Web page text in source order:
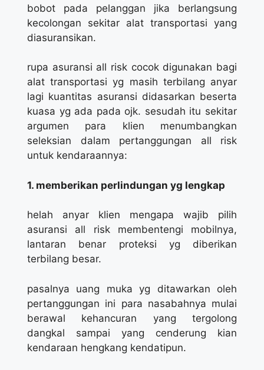
bobot pada pelanggan jika berlangsung
kecolongan sekitar alat transportasi yang
diasuransikan.
rupa asuransi all risk cocok digunakan bagi
alat transportasi yg masih terbilang anyar
lagi kuantitas asuransi didasarkan beserta
kuasa yg ada pada ojk. sesudah itu sekitar
argumen para klien menumbangkan
seleksian dalam pertanggungan all risk
untuk kendaraannya:
1. memberikan perlindungan yg lengkap
helah anyar klien mengapa wajib pilih
asuransi all risk membentengi mobilnya,
lantaran benar proteksi yg diberikan
terbilang besar.
pasalnya uang muka yg ditawarkan oleh
pertanggungan ini para nasabahnya mulai
berawal kehancuran yang tergolong
dangkal sampai yang cenderung kian
kendaraan hengkang kendatipun.